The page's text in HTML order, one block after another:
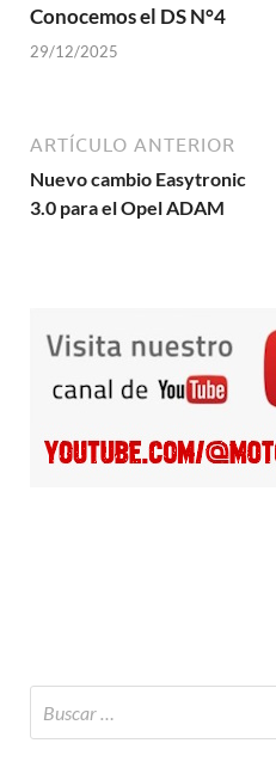
Conocemos el DS N°4
29/12/2025
ARTÍCULO ANTERIOR
Nuevo cambio Easytronic
3.0 para el Opel ADAM